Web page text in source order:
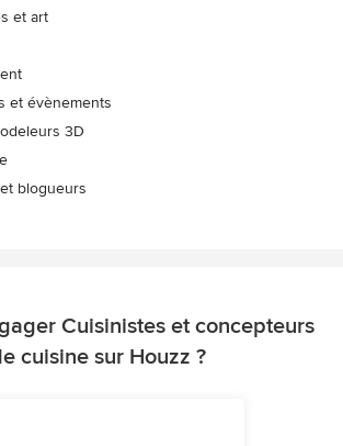
et art
et évènements
3D
blogueurs
Cuisinistes et concepteurs
cuisine sur Houzz ?